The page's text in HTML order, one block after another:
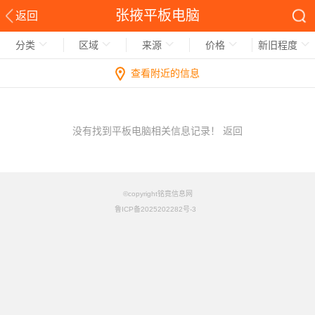
返回 张掖平板电脑
分类 区域 来源 价格 新旧程度
查看附近的信息
没有找到平板电脑相关信息记录！ 返回
©copyright铭竟信息网
鲁ICP备2025202282号-3